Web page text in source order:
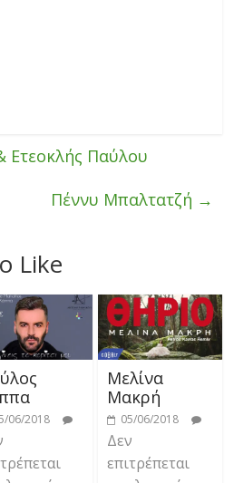
Ετεοκλής Παύλου
Πέννυ Μπαλτατζή →
Like
06/2018
Μελίνα
Μακρή
05/06/2018
Δεν
επιτρέπεται